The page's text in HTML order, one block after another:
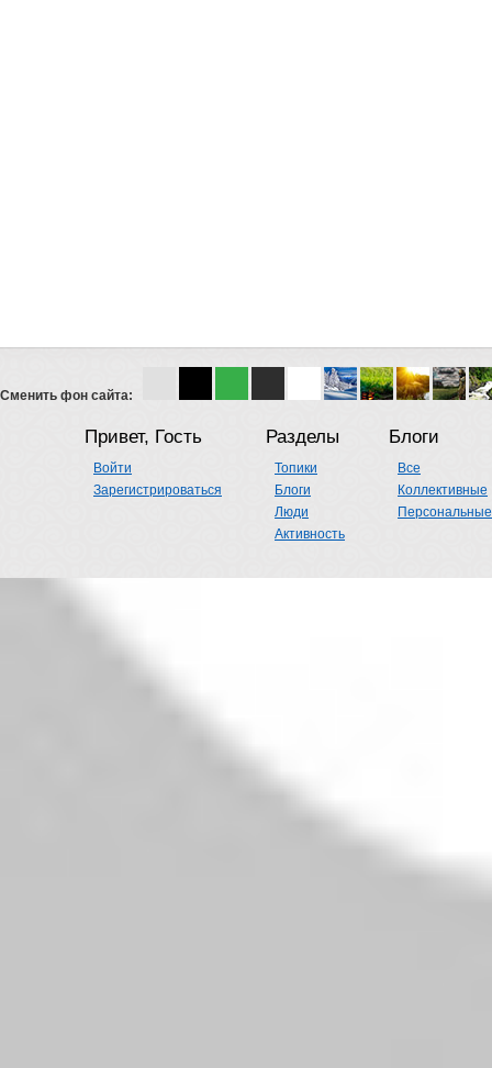
Сменить фон сайта:
Привет, Гость
Войти
Зарегистрироваться
Разделы
Топики
Блоги
Люди
Активность
Блоги
Все
Коллективные
Персональные